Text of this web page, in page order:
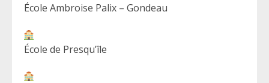
École Ambroise Palix – Gondeau
École de Presqu’île